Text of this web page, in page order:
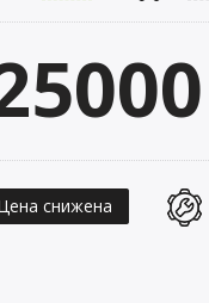
снижена